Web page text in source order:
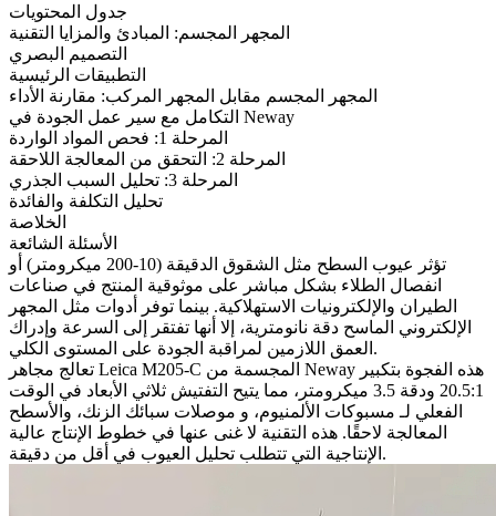
جدول المحتويات
المجهر المجسم: المبادئ والمزايا التقنية
التصميم البصري
التطبيقات الرئيسية
المجهر المجسم مقابل المجهر المركب: مقارنة الأداء
التكامل مع سير عمل الجودة في Neway
المرحلة 1: فحص المواد الواردة
المرحلة 2: التحقق من المعالجة اللاحقة
المرحلة 3: تحليل السبب الجذري
تحليل التكلفة والفائدة
الخلاصة
الأسئلة الشائعة
تؤثر عيوب السطح مثل الشقوق الدقيقة (10-200 ميكرومتر) أو
انفصال الطلاء بشكل مباشر على موثوقية المنتج في صناعات
الطيران والإلكترونيات الاستهلاكية. بينما توفر أدوات مثل المجهر
الإلكتروني الماسح دقة نانومترية، إلا أنها تفتقر إلى السرعة وإدراك
العمق اللازمين لمراقبة الجودة على المستوى الكلي.
تعالج مجاهر Leica M205-C المجسمة من Neway هذه الفجوة بتكبير
20.5:1 ودقة 3.5 ميكرومتر، مما يتيح التفتيش ثلاثي الأبعاد في الوقت
الفعلي لـ مسبوكات الألمنيوم، و موصلات سبائك الزنك، والأسطح
المعالجة لاحقًا. هذه التقنية لا غنى عنها في خطوط الإنتاج عالية
الإنتاجية التي تتطلب تحليل العيوب في أقل من دقيقة.